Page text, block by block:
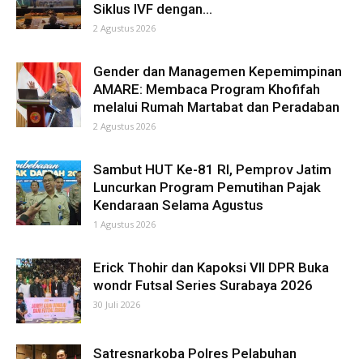
Siklus IVF dengan...
2 Agustus 2026
Gender dan Managemen Kepemimpinan
AMARE: Membaca Program Khofifah
melalui Rumah Martabat dan Peradaban
2 Agustus 2026
Sambut HUT Ke-81 RI, Pemprov Jatim
Luncurkan Program Pemutihan Pajak
Kendaraan Selama Agustus
1 Agustus 2026
Erick Thohir dan Kapoksi VII DPR Buka
wondr Futsal Series Surabaya 2026
30 Juli 2026
Satresnarkoba Polres Pelabuhan